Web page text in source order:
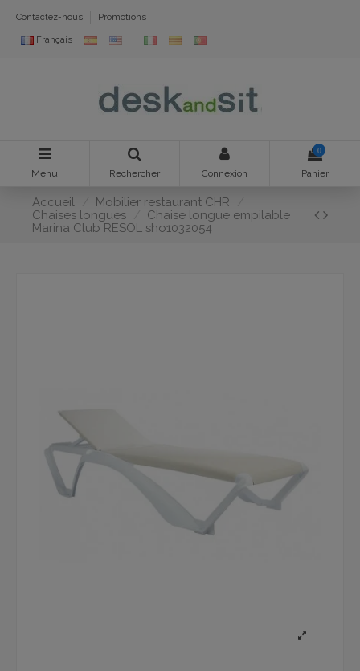
Contactez-nous Promotions
Français
Menu Rechercher Connexion
0
Panier
Accueil
Mobilier restaurant CHR
Chaises longues
Chaise longue empilable
Marina Club RESOL sho1032054